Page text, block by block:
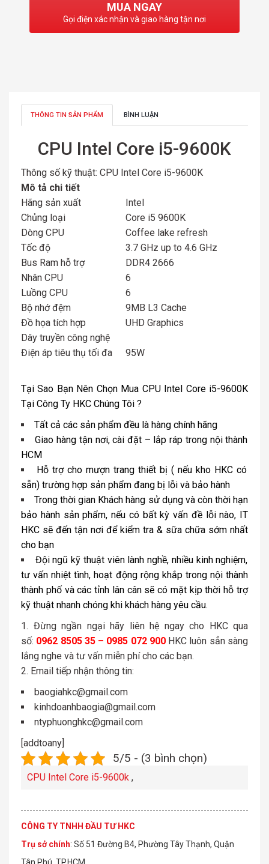
MUA NGAY
Gọi điện xác nhận và giao hàng tận nơi
THÔNG TIN SẢN PHẨM BÌNH LUẬN
CPU Intel Core i5-9600K
Thông số kỹ thuật: CPU Intel Core i5-9600K
Mô tả chi tiết
Hãng sản xuất
Intel
Chủng loại
Core i5 9600K
Dòng CPU
Coffee lake refresh
Tốc độ
3.7 GHz up to 4.6 GHz
Bus Ram hỗ trợ
DDR4 2666
Nhân CPU
6
Luồng CPU
6
Bộ nhớ đệm
9MB L3 Cache
Đồ họa tích hợp
UHD Graphics
Dây truyền công nghệ
Điện áp tiêu thụ tối đa
95W
Tại Sao Bạn Nên Chọn Mua CPU Intel Core i5-9600K
Tại Công Ty HKC Chúng Tôi ?
Tất cả các sản phẩm đều là hàng chính hãng
Giao hàng tận nơi, cài đặt – lắp ráp trong nội thành
HCM
Hỗ trợ cho mượn trang thiết bị ( nếu kho HKC có
sẵn) trường hợp sản phẩm đang bị lỗi và bảo hành
Trong thời gian Khách hàng sử dụng và còn thời hạn
bảo hành sản phẩm, nếu có bất kỳ vấn đề lỗi nào, IT
HKC sẽ đến tận nơi để kiểm tra & sữa chữa sớm nhất
cho bạn
Đội ngũ kỹ thuật viên lành nghề, nhiều kinh nghiệm,
tư vấn nhiệt tình, hoạt động rộng khắp trong nội thành
thành phố và các tỉnh lân cân sẽ có mặt kịp thời hỗ trợ
kỹ thuật nhanh chóng khi khách hàng yêu cầu.
Đừng ngần ngại hãy liên hệ ngay cho HKC qua
số: 0962 8505 35 – 0985 072 900HKC luôn sẳn sàng
lắng nghe và tư vấn miễn phí cho các bạn.
Email tiếp nhận thông tin:
baogiahkc@gmail.com
kinhdoanhbaogia@gmail.com
ntyphuonghkc@gmail.com
[addtoany]
5/5 - (3 bình chọn)
CPU Intel Core i5-9600k ,
CÔNG TY TNHH ĐẦU TƯ HKC
Trụ sở chính: Số 51 Đường B4, Phường Tây Thạnh, Quận